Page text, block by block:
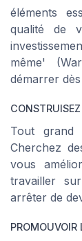
éléments
qualité de
même'
démarrer
Tout grand
Cherchez
vous
travailler
arrêter de